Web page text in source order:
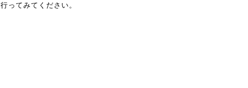
行ってみてください。